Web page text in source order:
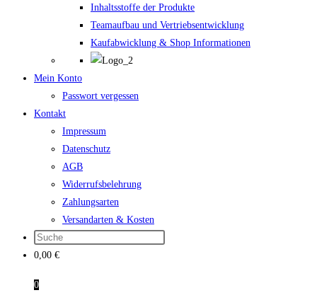
Inhaltsstoffe der Produkte
Teamaufbau und Vertriebsentwicklung
Kaufabwicklung & Shop Informationen
Mein Konto
Passwort vergessen
Kontakt
Impressum
Datenschutz
AGB
Widerrufsbelehrung
Zahlungsarten
Versandarten & Kosten
0,00 €
0